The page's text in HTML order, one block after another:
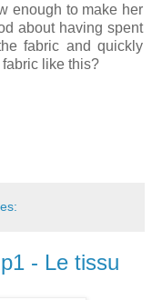
enough to make her
about having spent
fabric and quickly
like this?
- Le tissu